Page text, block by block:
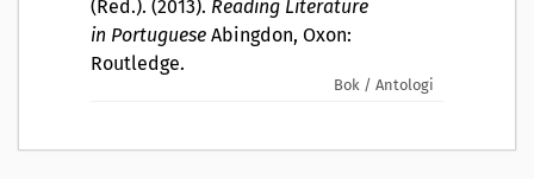
(Red.). (2013). Reading Literature
in Portuguese Abingdon, Oxon:
Routledge.
Bok / Antologi